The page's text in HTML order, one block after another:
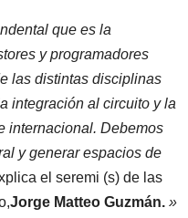
que es la
y programadores
las distintas disciplinas
integración al circuito y la
internacional. Debemos
y generar espacios de
el seremi (s) de las
Jorge Matteo Guzmán. »